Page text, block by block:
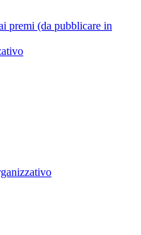
premi (da pubblicare in